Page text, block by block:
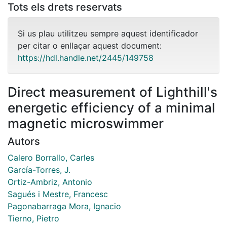
Tots els drets reservats
Si us plau utilitzeu sempre aquest identificador
per citar o enllaçar aquest document:
https://hdl.handle.net/2445/149758
Direct measurement of Lighthill's
energetic efficiency of a minimal
magnetic microswimmer
Autors
Calero Borrallo, Carles
García-Torres, J.
Ortiz-Ambriz, Antonio
Sagués i Mestre, Francesc
Pagonabarraga Mora, Ignacio
Tierno, Pietro